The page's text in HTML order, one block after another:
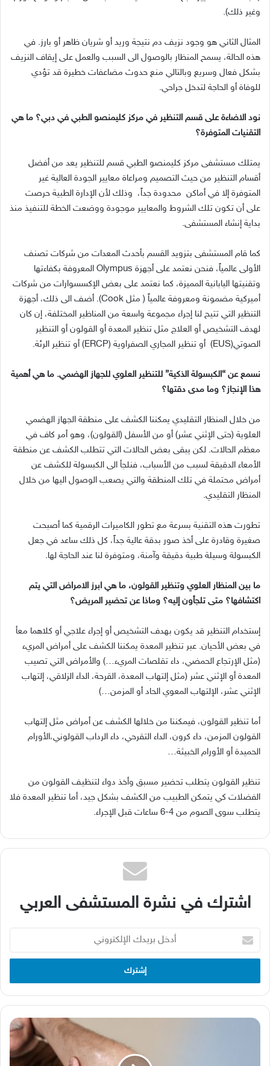
وغير ذلك).
المثال الثاني هو وجود نزيف دم نتيجة وريد أو شريان ظاهر أو بارز. في
هذه الحالة، يسمح المنظار بالوصول الى السبب والعمل على إيقاف النزيف
بشكل فعال وسريع وبالتالي منع حدوث مضاعفات خطيرة قد تؤدي
للوفاة أو الحاجة لتدخل جراحي.
نود الاضاءة على قسم التنظير في مركز كليمنصو الطبي في دبي؟ ما هي
التقنيات المتوفرة؟
يمتلك مستشفى مركز كليمنصو الطبي قسم للتنظير يعد من أفضل
أقسام التنظير من حيث التصميم ومراعاة معايير الجودة العالية غير
المتوفرة إلا في أماكن محدودة جداً، وذلك لأن الإدارة الطبية حرصت
على أن تكون تلك الشروط والمعايير موجودة ووضعت الخطة للتنفيذ منذ
بداية إنشاء المستشفى.
كما قام المستشفى بتزويد القسم بأحدث المعدات من شركات تصنف
الأولى عالمياً، فنحن نعتمد على أجهزة Olympus المعروفة بكفاءتها
وتقنيتها اليابانية المميزة، كما نعتمد على بعض الإكسسوارات من شركات
أميركية مضمونة ومعروفة عالمياً ( مثل Cook). أضف الى ذلك، أجهزة
التنظير التي تتيح لنا إجراء مجموعة واسعة من المناظير المختلفة، إن كان
لهدف التشخيص أو العلاج مثل تنظير المعدة أو القولون أو التنظير
الصوتي(EUS) أو تنظير المجاري الصفراوية (ERCP) أو تنظير الرئة.
نسمع عن “الكبسولة الذكية” للتنظير العلوي للجهاز الهضمي. ما هي أهمية
هذا الإنجاز؟ وما مدى دقتها؟
من خلال المنظار التقليدي يمكننا الكشف على منطقة الجهاز الهضمي
العلوية (حتى الإثني عشر) أو من الأسفل (القولون)، وهو أمر كاف في
معظم الحالات. لكن يبقى بعض الحالات التي تتطلب الكشف عن منطقة
الأمعاء الدقيقة لسبب من الأسباب، فنلجأ الى الكبسولة للكشف عن
أمراض محتملة في تلك المنطقة والتي يصعب الوصول اليها من خلال
المنظار التقليدي.
تطورت هذه التقنية بسرعة مع تطور الكاميرات الرقمية كما أصبحت
صغيرة وقادرة على أخذ صور بدقة عالية جداً، كل ذلك ساعد في جعل
الكبسولة وسيلة طبية دقيقة وآمنة، ومتوفرة لنا عند الحاجة لها.
ما بين المنظار العلوي وتنظير القولون، ما هي ابرز الامراض التي يتم
اكتشافها؟ متى تلجأون إليه؟ وماذا عن تحضير المريض؟
إستخدام التنظير قد يكون بهدف التشخيص أو إجراء علاجي أو كلاهما معأ
في بعض الأحيان. عبر تنظير المعدة يمكننا الكشف على أمراض المريء
(مثل الإرتجاع الحمضي، داء تقلصات المريء…) والأمراض التي تصيب
المعدة أو الإثني عشر (مثل إلتهاب المعدة، القرحة، الداء الزلاقي، إلتهاب
الإثني عشر، الإلتهاب المعوي الحاد أو المزمن…)
أما تنظير القولون، فيمكننا من خلالها الكشف عن أمراض مثل إلتهاب
القولون المزمن، داء كرون، الداء التقرحي، داء الرداب القولوني،الأورام
الحميدة أو الأورام الخبيثة…
تنظير القولون يتطلب تحضير مسبق وأخذ دواء لتنظيف القولون من
الفضلات كي يتمكن الطبيب من الكشف بشكل جيد، أما تنظير المعدة فلا
يتطلب سوى الصوم من 4-6 ساعات قبل الإجراء.
اشترك في نشرة المستشفى العربي
بريدك
الإلكتروني
الأكزيما